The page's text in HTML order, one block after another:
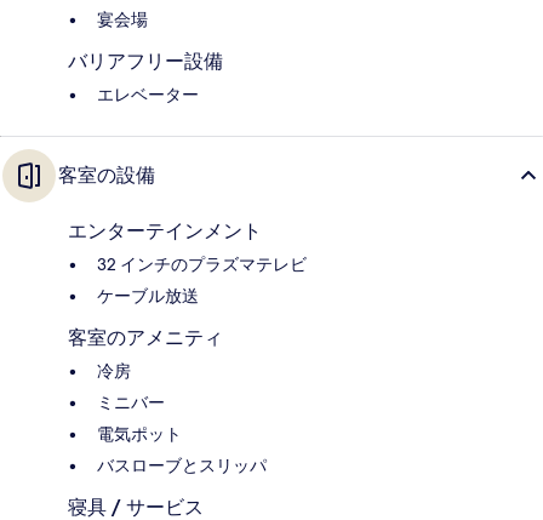
宴会場
バリアフリー設備
エレベーター
客室の設備
エンターテインメント
32 インチのプラズマテレビ
ケーブル放送
客室のアメニティ
冷房
ミニバー
電気ポット
バスローブとスリッパ
寝具 / サービス